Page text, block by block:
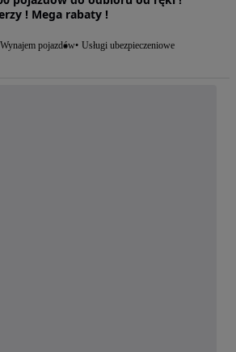
! Mega rabaty !
Wynajem pojazdów Usługi ubezpieczeniowe